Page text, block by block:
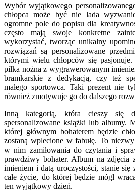
Wybór wyjątkowego
chłopca może być nie lada
ogromne pole do popisu dla
często mają swoje konkretne
wykorzystać, tworząc unikalny
rozwiązań są personalizowane
którymi wielu chłopców się
piłka nożna z wygrawerowanym
bramkarskie z dedykacją, czy też
małego sportowca. Taki prezent nie
również zmotywuje go do dalszego
Inną kategorią, która cieszy się
spersonalizowane książki lub albumy.
której głównym bohaterem będzie
zostaną wplecione w fabułę. To
w nim zamiłowania do czytania i
prawdziwy bohater. Album na zdjęcia
imieniem i datą uroczystości, stanie
całe życie, do której będzie mógł
ten wyjątkowy dzień.